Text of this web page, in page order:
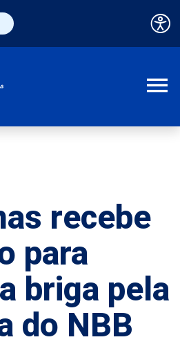
recebe
para
briga pela
do NBB